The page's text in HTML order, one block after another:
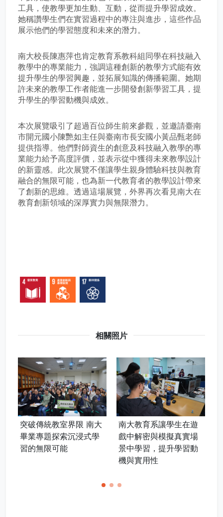
工具，使教學更加生動、互動，從而提升學習成效。
她稱讚學生們在實習過程中的專注與進步，這些作品
展示他們的學習態度和未來的潛力。
南大校長陳惠萍也肯定教育系教科組同學在科技融入
教學中的專業能力，強調這種創新的教學方式能有效
提升學生的學習興趣，並拓展知識的傳播範圍。她期
許未來的教學工作者能進一步開發創新學習工具，提
升學生的學習動機與成效。
本次展覽吸引了超過百位師生前來參觀，並邀請臺南
市開元國小陳艷如主任與臺南市長安國小黃品甄老師
提供指導。他們對師資生的創意及科技融入教學的專
業能力給予高度評價，並表示從中獲得未來教學設計
的新靈感。此次展覽不僅讓學生親身體驗科技與教育
融合的無限可能，也為新一代教育者的教學設計帶來
了創新的思維。透過這場展覽，外界再次看見南大在
教育創新領域的深厚實力與無限潛力。
相關照片
突破傳統教室界限 南大
畢業專題探索沉浸式學
習的無限可能
南大教育系讓學生在遊
戲中解密與模擬真實場
景中學習，提升學習動
機與實用性